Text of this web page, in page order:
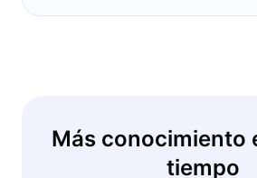
Más conocimiento
tiempo